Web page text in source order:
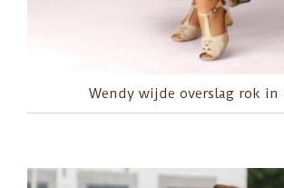
Wendy wijde overslag rok in